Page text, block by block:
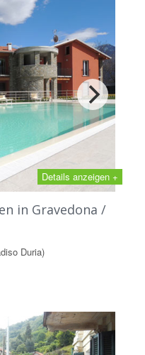
Details anzeigen +
in Gravedona /
Duria)